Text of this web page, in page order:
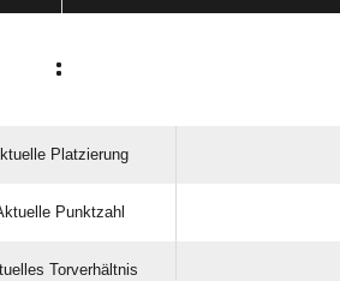
:
Platzierung
Punktzahl
Torverhältnis